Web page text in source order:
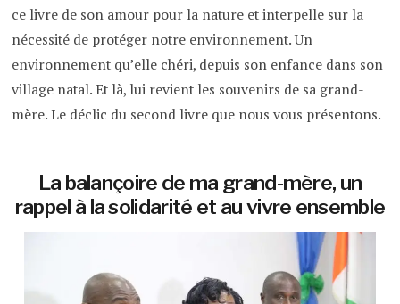
ce livre de son amour pour la nature et interpelle sur la
nécessité de protéger notre environnement. Un
environnement qu’elle chéri, depuis son enfance dans son
village natal. Et là, lui revient les souvenirs de sa grand-
mère. Le déclic du second livre que nous vous présentons.
La balançoire de ma grand-mère, un
rappel à la solidarité et au vivre ensemble